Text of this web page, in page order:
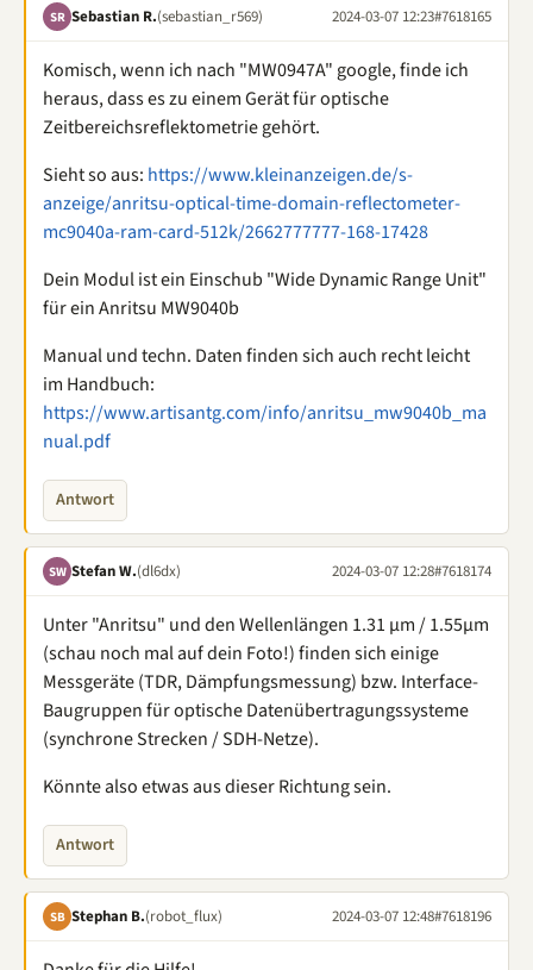
SR Sebastian R.(sebastian_r569) 2024-03-07 12:23#7618165
Komisch, wenn ich nach "MW0947A" google, finde ich
heraus, dass es zu einem Gerät für optische
Zeitbereichsreflektometrie gehört.
Sieht so aus: https://www.kleinanzeigen.de/s-
anzeige/anritsu-optical-time-domain-reflectometer-
mc9040a-ram-card-512k/2662777777-168-17428
Dein Modul ist ein Einschub "Wide Dynamic Range Unit"
für ein Anritsu MW9040b
Manual und techn. Daten finden sich auch recht leicht
im Handbuch:
https://www.artisantg.com/info/anritsu_mw9040b_ma
nual.pdf
Antwort
SW Stefan W.(dl6dx) 2024-03-07 12:28#7618174
Unter "Anritsu" und den Wellenlängen 1.31 µm / 1.55µm
(schau noch mal auf dein Foto!) finden sich einige
Messgeräte (TDR, Dämpfungsmessung) bzw. Interface-
Baugruppen für optische Datenübertragungssysteme
(synchrone Strecken / SDH-Netze).
Könnte also etwas aus dieser Richtung sein.
Antwort
SB Stephan B.(robot_flux) 2024-03-07 12:48#7618196